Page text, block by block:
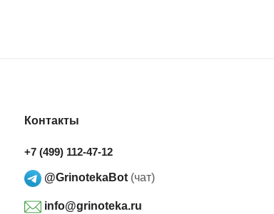
Контакты
+7 (499) 112-47-12
@GrinotekaBot (чат)
info@grinoteka.ru